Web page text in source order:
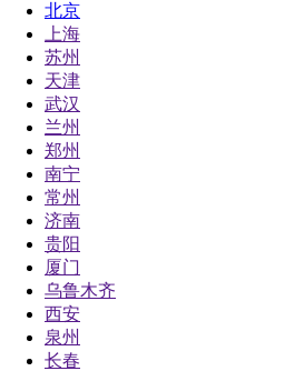
北京
上海
苏州
天津
武汉
兰州
郑州
南宁
常州
济南
贵阳
厦门
乌鲁木齐
西安
泉州
长春